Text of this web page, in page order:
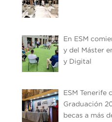
En ESM
y del Máster
y Digital
ESM Tenerife
Graduación
becas a más